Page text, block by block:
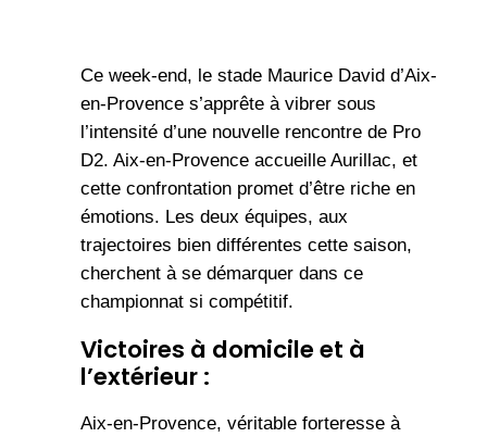
Ce week-end, le stade Maurice David d’Aix-
en-Provence s’apprête à vibrer sous
l’intensité d’une nouvelle rencontre de Pro
D2. Aix-en-Provence accueille Aurillac, et
cette confrontation promet d’être riche en
émotions. Les deux équipes, aux
trajectoires bien différentes cette saison,
cherchent à se démarquer dans ce
championnat si compétitif.
Victoires à domicile et à
l’extérieur :
Aix-en-Provence, véritable forteresse à